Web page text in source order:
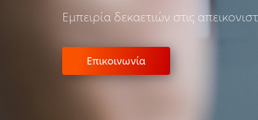
Εμπειρία δεκαετιών στις
Επικοινωνία